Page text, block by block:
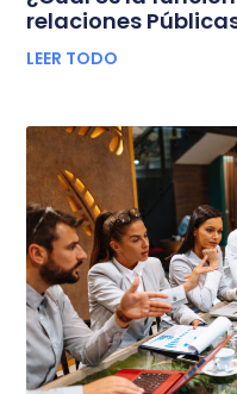
relaciones
LEER TODO